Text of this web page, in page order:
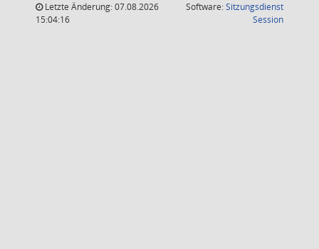
Letzte Änderung: 07.08.2026
15:04:16
Software:Sitzungsdienst
Session(Wird in